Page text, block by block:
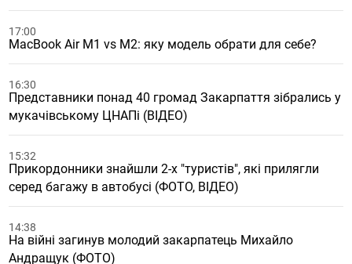
17:00
MacBook Air M1 vs M2: яку модель обрати для себе?
16:30
Представники понад 40 громад Закарпаття зібрались у
мукачівському ЦНАПі (ВІДЕО)
15:32
Прикордонники знайшли 2-х "туристів", які прилягли
серед багажу в автобусі (ФОТО, ВІДЕО)
14:38
На війні загинув молодий закарпатець Михайло
Андращук (ФОТО)